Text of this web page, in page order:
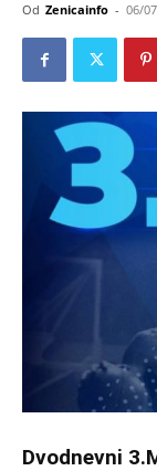
Od Zenicainfo - 06/
Dvodnevni